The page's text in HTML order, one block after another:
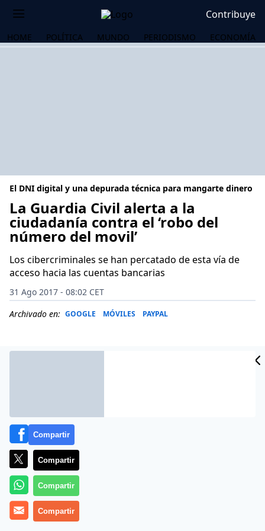
Contribuye
HOME POLÍTICA MUNDO PERIODISMO ECONOMÍA
El DNI digital y una depurada técnica para mangarte dinero
La Guardia Civil alerta a la
ciudadanía contra el ‘robo del
número del movil’
Los cibercriminales se han percatado de esta vía de
acceso hacia las cuentas bancarias
31 Ago 2017 - 08:02 CET
Archivado en: GOOGLE MÓVILES PAYPAL
Los cibercriminales tienen muchas vías de entrada
para robar los ahorros de los usuarios. Sin embargo,
Compartir
Compartir
Compartir
Compartir